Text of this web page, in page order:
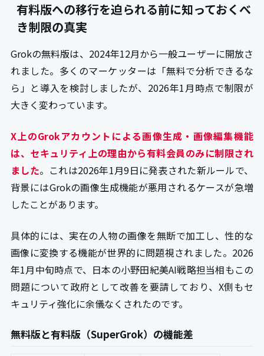
有料版への移行を迫られる前に知っておくべ
き制限の真実
Grokの無料版は、2024年12月から一般ユーザーに開放さ
れました。多くのマーケッターは「無料で分析できるな
ら」と導入を検討しましたが、2026年1月時点で制限が
大きく変わっています。
X上のGrokアカウントによる画像生成・画像編集機能
は、セキュリティ上の理由から有料会員のみに制限され
ました。これは2026年1月9日に発表された新ルールで、
背景にはGrokの画像生成機能が悪用されるケースが急増
したことがあります。
具体的には、実在の人物の画像を無断で加工し、性的な
画像に変換する機能が世界的に問題視されました。2026
年1月中旬時点で、日本の小野田紀美AI戦略担当相もこの
問題について政府として改善を要請しており、X側もセ
キュリティ強化に余儀なくされたのです。
無料版と有料版（SuperGrok）の機能差